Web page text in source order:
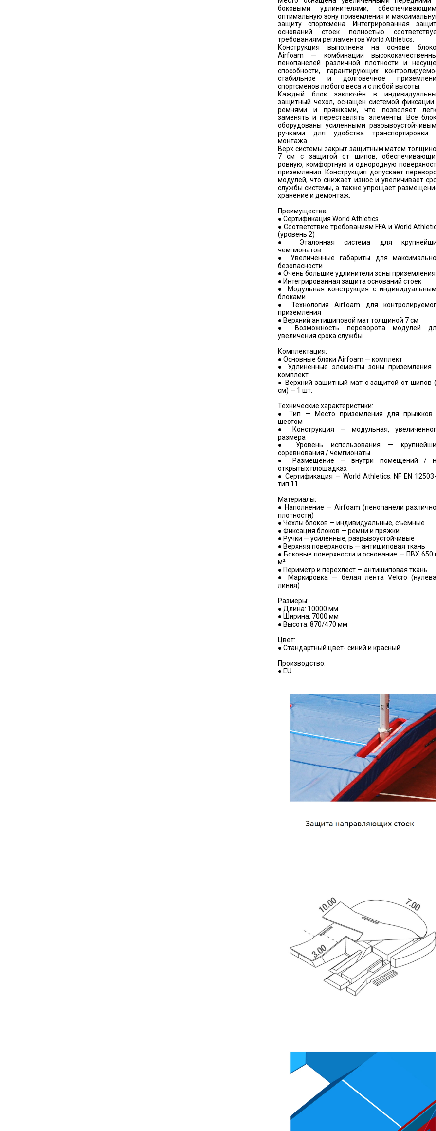
боковыми удлинителями,
оптимальную зону приземления и
защиту спортсмена. Интегрированная
оснований стоек полностью
требованиям регламентов World Athletics.
Конструкция выполнена на основе
Airfoam — комбинации
пенопанелей различной плотности и
способности, гарантирующих
стабильное и долговечное
спортсменов любого веса и с любой высоты.
Каждый блок заключён в
защитный чехол, оснащён системой фиксации
ремнями и пряжками, что позволяет
заменять и переставлять элементы. Все
оборудованы усиленными
ручками для удобства транспортировки
монтажа.
Верх системы закрыт защитным матом
7 см с защитой от шипов,
ровную, комфортную и однородную
приземления. Конструкция допускает
модулей, что снижает износ и увеличивает
службы системы, а также упрощает
хранение и демонтаж.
Преимущества:
● Сертификация World Athletics
● Соответствие требованиям FFA и World
(уровень 2)
● Эталонная система для
чемпионатов
● Увеличенные габариты для
безопасности
● Очень большие удлинители зоны приземления
● Интегрированная защита оснований стоек
● Модульная конструкция с
блоками
● Технология Airfoam для
приземления
● Верхний антишиповой мат толщиной 7 см
● Возможность переворота модулей
увеличения срока службы
Комплектация:
● Основные блоки Airfoam — комплект
● Удлинённые элементы зоны приземления
комплект
● Верхний защитный мат с защитой от шипов
см) — 1 шт.
Технические характеристики:
● Тип — Место приземления для прыжков
шестом
● Конструкция — модульная,
размера
● Уровень использования —
соревнования / чемпионаты
● Размещение — внутри помещений /
открытых площадках
● Сертификация — World Athletics, NF EN
тип 11
Материалы:
● Наполнение — Airfoam (пенопанели
плотности)
● Чехлы блоков — индивидуальные, съёмные
● Фиксация блоков — ремни и пряжки
● Ручки — усиленные, разрывоустойчивые
● Верхняя поверхность — антишиповая ткань
● Боковые поверхности и основание — ПВХ 650
м²
● Периметр и перехлёст — антишиповая ткань
● Маркировка — белая лента Velcro
линия)
Размеры:
● Длина: 10000 мм
● Ширина: 7000 мм
● Высота: 870/470 мм
Цвет:
● Стандартный цвет- синий и красный
Производство:
● EU